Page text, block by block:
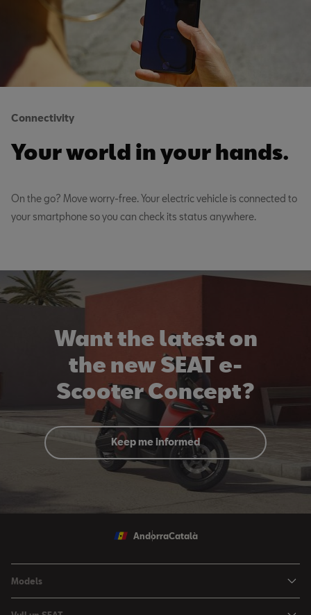
Connectivity
Your world in your hands.
On the go? Move worry-free. Your electric vehicle is connected to
your smartphone so you can check its status anywhere.
Want the latest on
the new SEAT e-
Scooter Concept?
Keep me informed
AndorraCatalà
Models